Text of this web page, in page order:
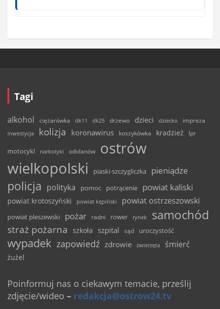
Tagi
alkohol ciężarówka dk11 dk25 drzewo dzieci dziecko
impreza
inwestycja
kolizja koronawirus koszykówka kradzież lpr
motocykl narkotyki odolanów
ostrów
wielkopolski
piaski-szczygliczka pieniądze
policja polityka pomoc potrącenie powiat kaliski
powiat krotoszyński powiat kępiński powiat ostrzeszowski
powiat pleszewski pożar radni rower rynek samochód
straż pożarna szkoła szpital sąd uroczystość
wypadek zapowiedź zdrowie zwierzęta śmierć
żużel
Poinformuj nas o ciekawym temacie, prześlij
zdjęcie/wideo – redakcja@ostrow24.tv